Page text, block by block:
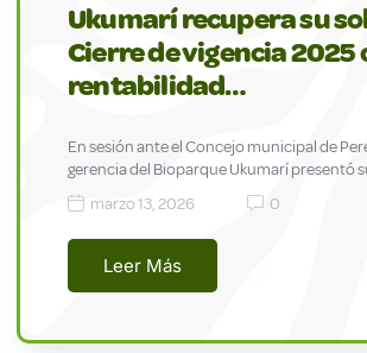
Ukumarí recupera su
Cierre de vigencia 2025
rentabilidad…
En sesión ante el Concejo municipal de
gerencia del Bioparque Ukumarí presentó
marzo 13, 2026
0
Leer Más